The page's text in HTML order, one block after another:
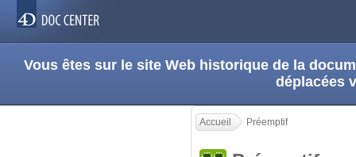
Vous êtes sur le site Web historique de la
déplacées
Accueil Préemptif